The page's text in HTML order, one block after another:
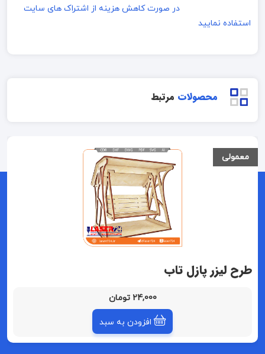
در صورت کاهش هزینه از اشتراک های سایت
استفاده نمایید
محصولات مرتبط
معمولی
طرح لیزر پازل تاب
24,000 تومان
افزودن به سبد